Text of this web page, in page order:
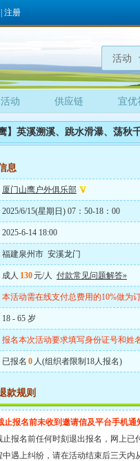
注册
活动
动 供应链 宜优
鹰】英溪溯溪、跳水滑瀑、荡秋
息
厦门山鹰户外俱乐部
2025/6/15(星期日) 07：50-18：00
2025-6-14 18:00
福建泉州市 安溪龙门
成人 130元/人 付款常见问题解答»
本活动需在线支付总费用的10%做为
18 - 65 岁
报名本次活动要求填写身份证号和姓
已报名 0 人(组织者限制18人报名)
款规则
止报名前未收到邀请信及平台手机
止报名前任何时刻退出报名，网上已
中遇上纠纷，请在活动结束后三天